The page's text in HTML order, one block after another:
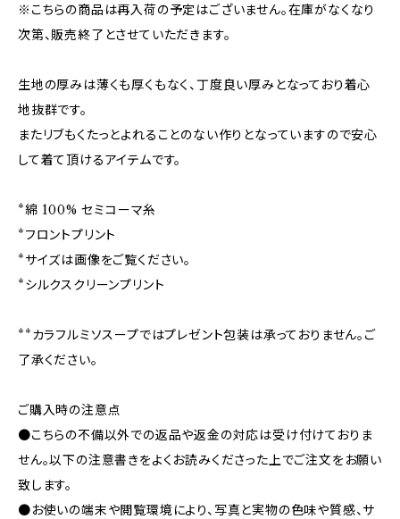
※こちらの商品は再入荷の予定はございません。在庫がなくなり
次第、販売終了とさせていただきます。
生地の厚みは薄くも厚くもなく、丁度良い厚みとなっており着心
地抜群です。
またリブもくたっとよれることのない作りとなっていますので安心
して着て頂けるアイテムです。
*綿 100% セミコーマ糸
*フロントプリント
*サイズは画像をご覧ください。
*シルクスクリーンプリント
**カラフルミソスープではプレゼント包装は承っておりません。ご
了承ください。
ご購入時の注意点
●こちらの不備以外での返品や返金の対応は受け付けておりま
せん。以下の注意書きをよくお読みくださった上でご注文をお願い
致します。
●お使いの端末や閲覧環境により、写真と実物の色味や質感、サ